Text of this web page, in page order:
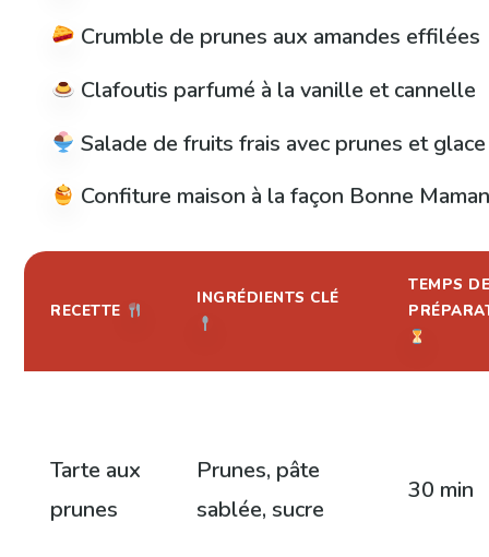
Crumble de prunes aux amandes effilées
Clafoutis parfumé à la vanille et cannelle
Salade de fruits frais avec prunes et glace
Confiture maison à la façon Bonne
RECETTE
INGRÉDIENTS CLÉ
TEMPS
Tarte aux
prunes
Prunes, pâte
sablée, sucre
30 min